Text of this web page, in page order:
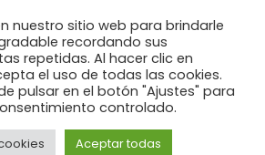
los derechos reservados
nuestro sitio web para brindarle
recordando sus
repetidas. Al hacer clic en
el uso de todas las cookies.
pulsar en el botón "Ajustes" para
controlado.
Aceptar todas